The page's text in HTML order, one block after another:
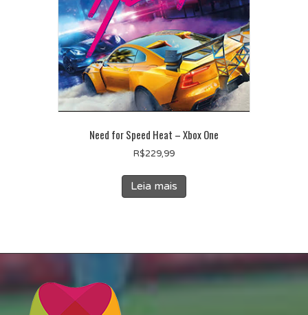
Need for Speed Heat – Xbox One
R$229,99
Leia mais